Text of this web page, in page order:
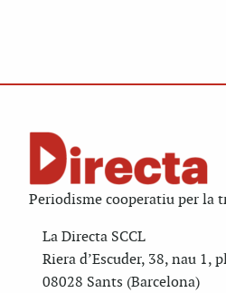
Periodisme cooperatiu per la
La Directa SCCL
Riera d’Escuder, 38, nau 1,
08028 Sants (Barcelona)